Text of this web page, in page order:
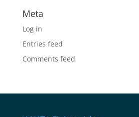
Meta
Log in
Entries feed
Comments feed